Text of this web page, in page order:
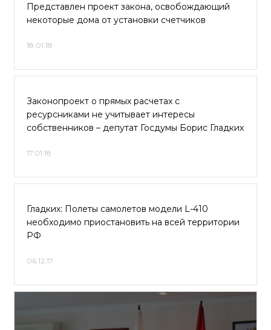
Представлен проект закона, освобождающий
некоторые дома от установки счетчиков
18.01.18
Законопроект о прямых расчетах с
ресурсниками не учитывает интересы
собственников – депутат Госдумы Борис Гладких
17.01.18
Гладких: Полеты самолетов модели L-410
необходимо приостановить на всей территории
РФ
06.12.17